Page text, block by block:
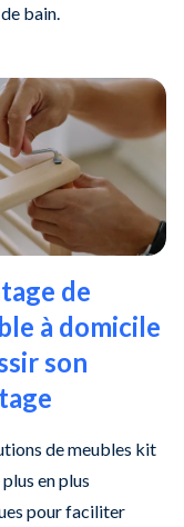
bain.
de
à domicile
son
de meubles kit
en plus
pour faciliter